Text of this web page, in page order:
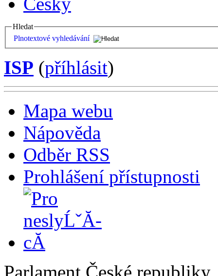
Hledat
Plnotextové vyhledávání
ISP (příhlásit)
Mapa webu
Nápověda
Odběr RSS
Prohlášení přístupnosti
Parlament České